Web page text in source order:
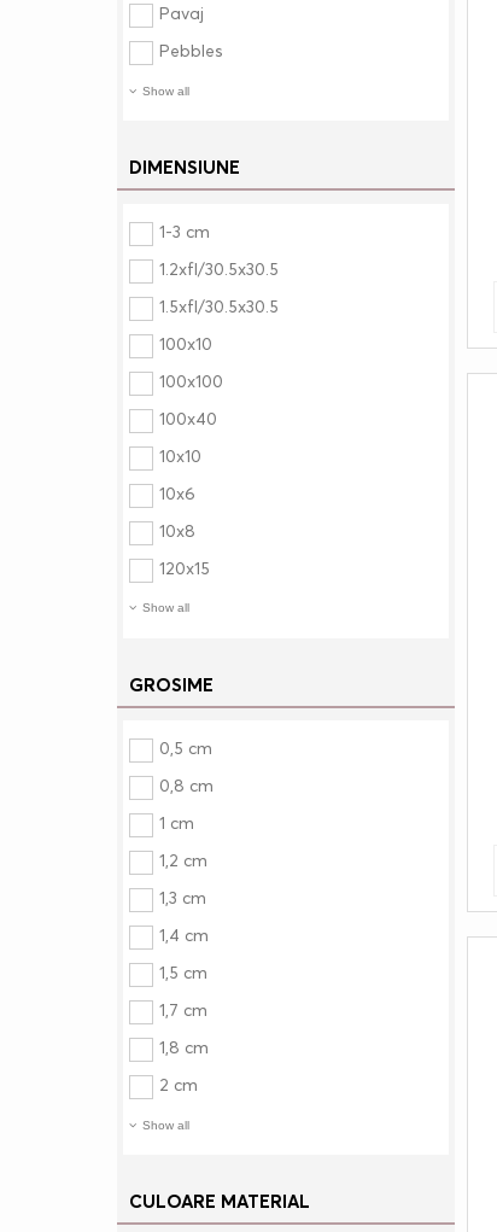
Pavaj
Pebbles
Show all
DIMENSIUNE
1-3 cm
1.2xfl/30.5x30.5
1.5xfl/30.5x30.5
100x10
100x100
100x40
10x10
10x6
10x8
120x15
Show all
GROSIME
0,5 cm
0,8 cm
1 cm
1,2 cm
1,3 cm
1,4 cm
1,5 cm
1,7 cm
1,8 cm
2 cm
Show all
CULOARE MATERIAL